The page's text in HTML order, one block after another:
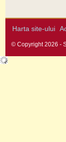
Harta site-ului
© Copyright 2026 -